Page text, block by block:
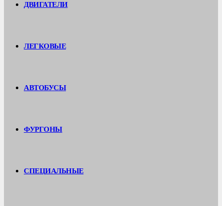
ДВИГАТЕЛИ
ЛЕГКОВЫЕ
АВТОБУСЫ
ФУРГОНЫ
СПЕЦИАЛЬНЫЕ